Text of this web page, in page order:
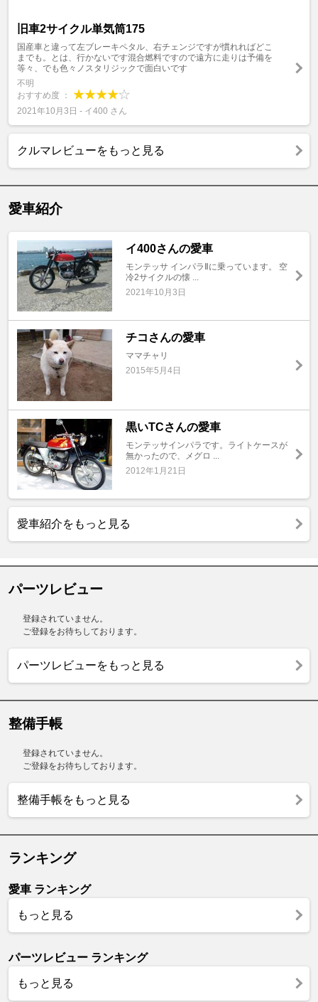
旧車2サイクル単気筒175
国産車と違って左ブレーキペタル、右チェンジですが慣れればどこ
までも。とは、行かないです混合燃料ですので遠方に走りは予備を
等々、でも色々ノスタリジックで面白いです
不明
おすすめ度 ：
2021年10月3日 - イ400 さん
クルマレビューをもっと見る
愛車紹介
イ400さんの愛車
モンテッサ インパラⅡに乗っています。 空
冷2サイクルの懐 ...
2021年10月3日
チコさんの愛車
ママチャリ
2015年5月4日
黒いTCさんの愛車
モンテッサインパラです。ライトケースが
無かったので、メグロ ...
2012年1月21日
愛車紹介をもっと見る
パーツレビュー
登録されていません。
ご登録をお待ちしております。
パーツレビューをもっと見る
整備手帳
登録されていません。
ご登録をお待ちしております。
整備手帳をもっと見る
ランキング
愛車 ランキング
もっと見る
パーツレビュー ランキング
もっと見る